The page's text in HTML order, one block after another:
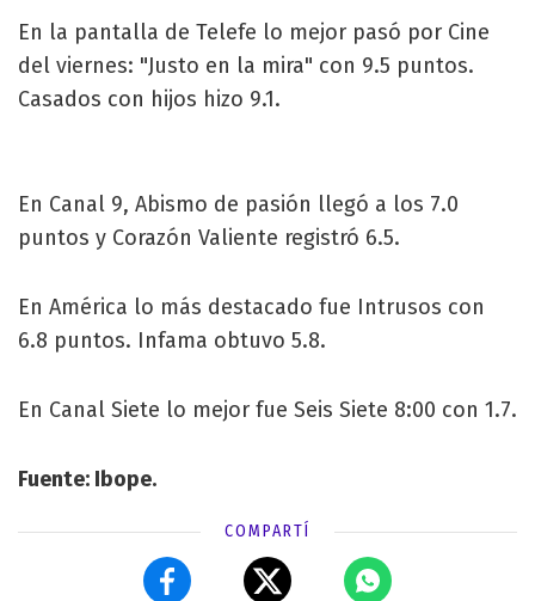
En la pantalla de Telefe lo mejor pasó por Cine
del viernes: "Justo en la mira" con 9.5 puntos.
Casados con hijos hizo 9.1.
En Canal 9, Abismo de pasión llegó a los 7.0
puntos y Corazón Valiente registró 6.5.
En América lo más destacado fue Intrusos con
6.8 puntos. Infama obtuvo 5.8.
En Canal Siete lo mejor fue Seis Siete 8:00 con 1.7.
Fuente: Ibope.
COMPARTÍ